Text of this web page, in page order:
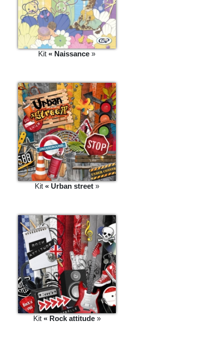
Kit « Naissance »
Kit « Urban street »
Kit « Rock attitude »